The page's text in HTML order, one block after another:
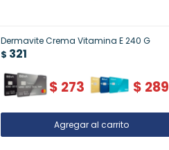
Dermavite Crema Vitamina E 240 G
$ 321
$ 273 $ 289